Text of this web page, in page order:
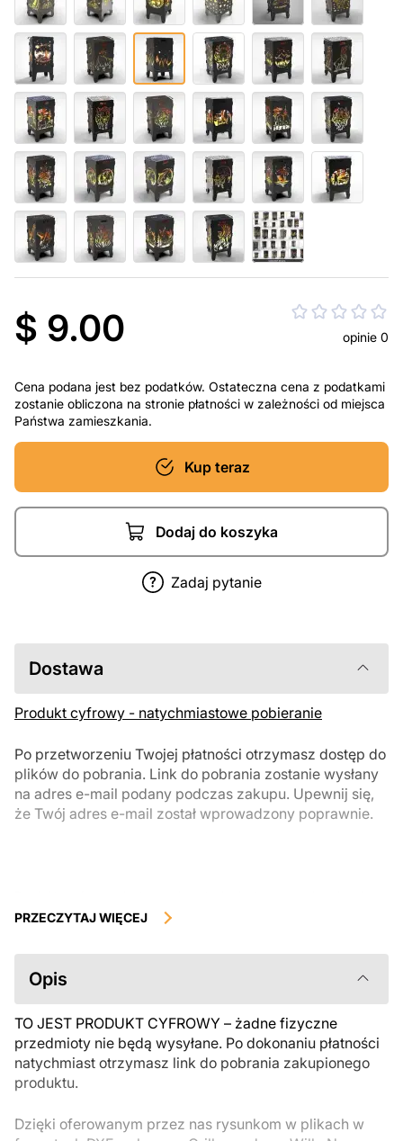
$ 9.00 opinie 0
Cena podana jest bez podatków. Ostateczna cena z podatkami
zostanie obliczona na stronie płatności w zależności od miejsca
Państwa zamieszkania.
Kup teraz
Dodaj do koszyka
Zadaj pytanie
Dostawa
Produkt cyfrowy - natychmiastowe pobieranie
Po przetworzeniu Twojej płatności otrzymasz dostęp do
plików do pobrania. Link do pobrania zostanie wysłany
na adres e-mail podany podczas zakupu. Upewnij się,
że Twój adres e-mail został wprowadzony poprawnie.
podlegają zwrotowi ani wymianie po ich pobraniu. Zalecamy
przed zakupem. Jeśli masz jakiekolwiek problemy z zamówieniem,
skontaktuj się bezpośrednio ze sprzedawcą.
PRZECZYTAJ WIĘCEJ
Opis
TO JEST PRODUKT CYFROWY – żadne fizyczne
przedmioty nie będą wysyłane. Po dokonaniu płatności
natychmiast otrzymasz link do pobrania zakupionego
produktu.
Dzięki oferowanym przez nas rysunkom w plikach w